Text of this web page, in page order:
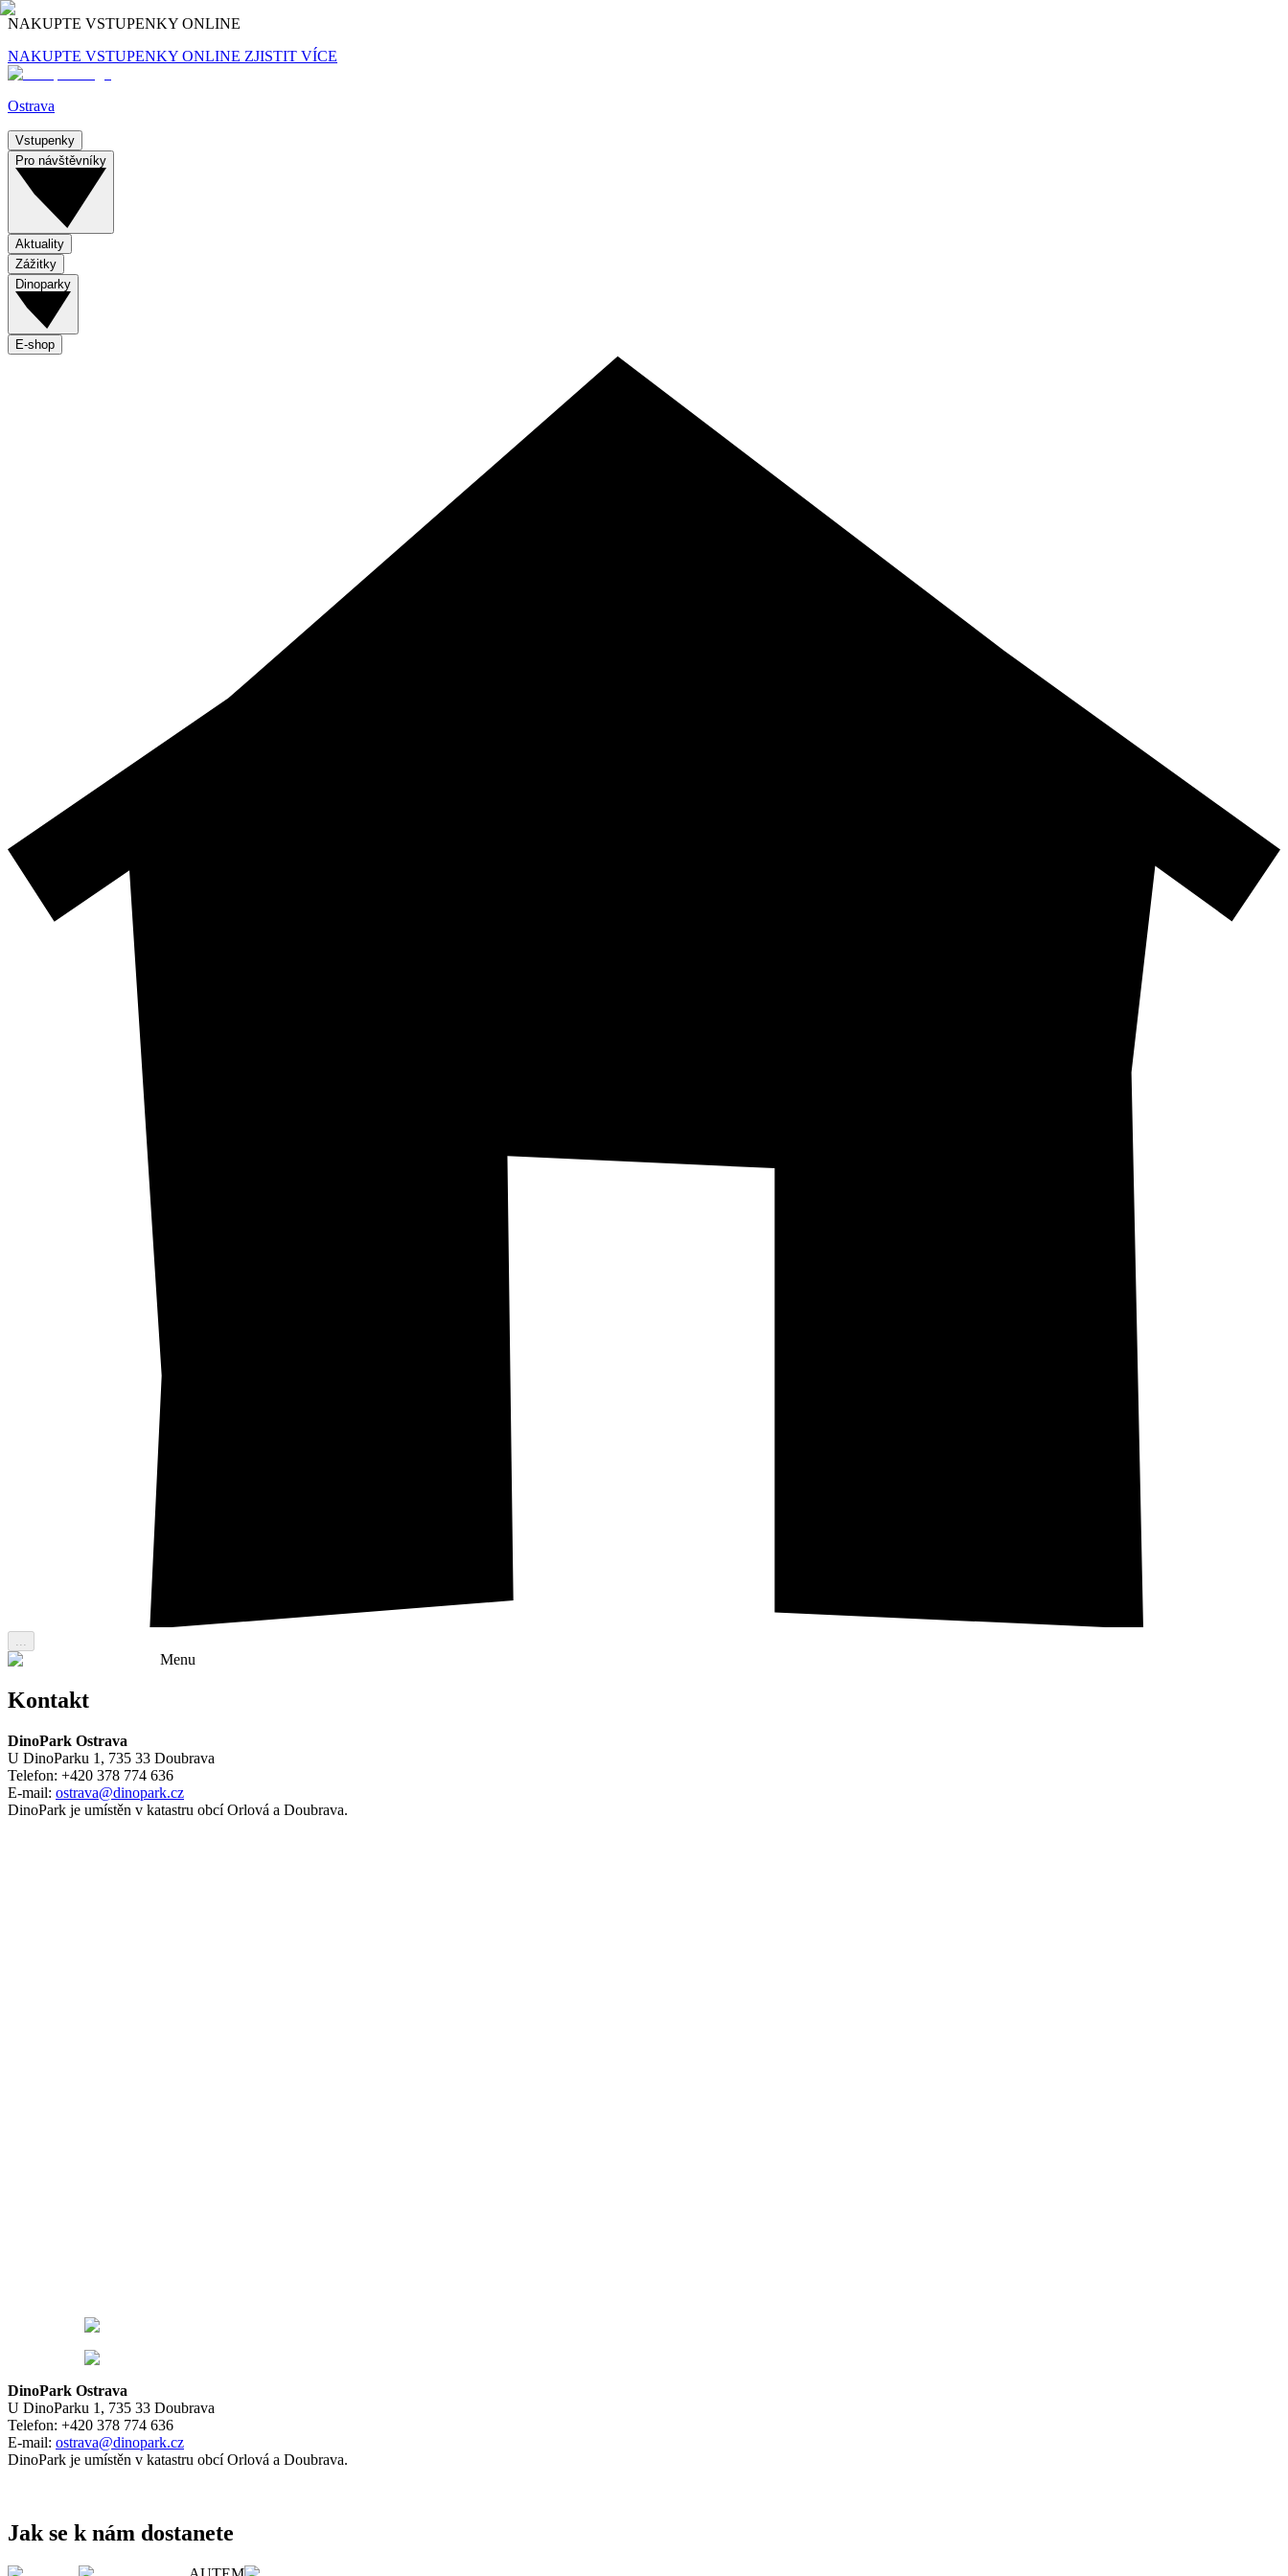
NAKUPTE VSTUPENKY ONLINE
NAKUPTE VSTUPENKY ONLINE ZJISTIT VÍCE
Ostrava
Vstupenky
Pro návštěvníky
Aktuality
Zážitky
Dinoparky
E-shop
Menu
Kontakt
DinoPark Ostrava
U DinoParku 1, 735 33 Doubrava
Telefon: +420 378 774 636
E-mail: ostrava@dinopark.cz
DinoPark je umístěn v katastru obcí Orlová a Doubrava.
DinoPark Ostrava
U DinoParku 1, 735 33 Doubrava
Telefon: +420 378 774 636
E-mail: ostrava@dinopark.cz
DinoPark je umístěn v katastru obcí Orlová a Doubrava.
Jak se k nám dostanete